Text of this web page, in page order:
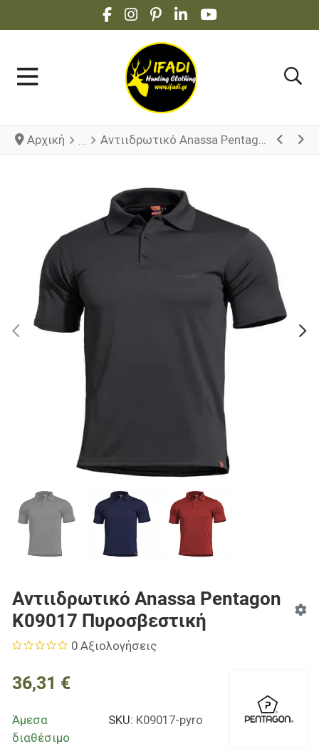
FACEBOOK SOCIAL LINK
INSTAGRAM SOCIAL LINK
PINTEREST SOCIAL LINK
LINKEDIN SOCIAL LINK
YOUTUBE SOCIAL
Αρχική Αντιιδρωτικό Anassa Pentagon K09017 Πυροσβεστική
Αντιιδρωτικό Anassa Pentagon
K09017 Πυροσβεστική
0 Αξιολογήσεις
36,31 €
Άμεσα
διαθέσιμο
SKU: K09017-pyro